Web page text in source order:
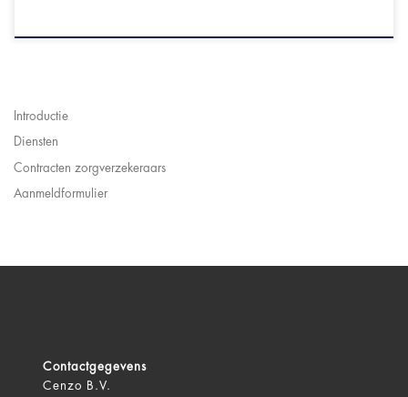
Introductie
Diensten
Contracten zorgverzekeraars
Aanmeldformulier
Contactgegevens
Cenzo B.V.